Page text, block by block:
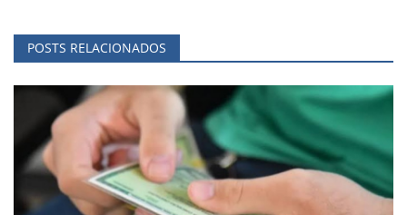
POSTS RELACIONADOS